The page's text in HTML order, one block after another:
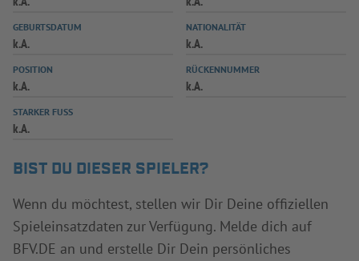
SPIELPLUS
GEBURTSDATUM
k.A.
NATIONALITÄT
k.A.
POSITION
k.A.
RÜCKENNUMMER
k.A.
STARKER FUSS
k.A.
BIST DU DIESER SPIELER?
Wenn du möchtest, stellen wir Dir Deine offiziellen
Spieleinsatzdaten zur Verfügung. Melde dich auf
BFV.DE an und erstelle Dir Dein persönliches